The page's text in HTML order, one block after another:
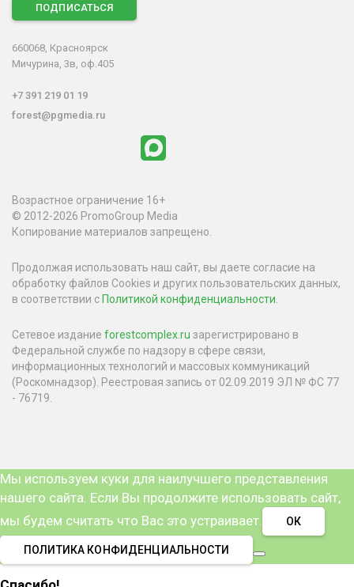
ПОДПИСАТЬСЯ
660068, Красноярск
Мичурина, 3в, оф.405
+7 391 219 01 19
forest@pgmedia.ru
Возрастное ограничение 16+
© 2012-2026 PromoGroup Media
Копирование материалов запрещено.
Продолжая использовать наш сайт, вы даете согласие на
обработку файлов Cookies и других пользовательских данных,
в соответствии сПолитикой конфиденциальности
Сетевое издание forestcomplex.ru зарегистрировано в
Федеральной службе по надзору в сфере связи,
информационных технологий и массовых коммуникаций
(Роскомнадзор). Реестровая запись от 02.09.2019 ЭЛ № ФС 77
- 76719.
Мы используем куки для наилучшего представления
нашего сайта. Если Вы продолжите использовать сайт,
мы будем считать что Вас это устраивает.
ОК
ПОЛИТИКА КОНФИДЕНЦИАЛЬНОСТИ